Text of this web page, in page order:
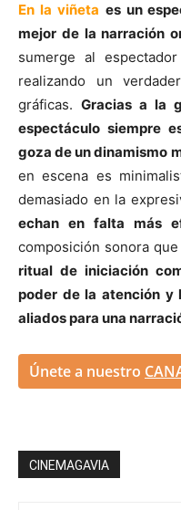
En la viñeta es un
mejor de la narración
sumerge al
realizando un
gráficas. Gracias a la
espectáculo siempre
goza de un dinamismo
en escena es
demasiado en la
echan en falta más
composición sonora
ritual de iniciación
poder de la atención y
aliados para una
Únete a nuestro
CINEMAGAVIA